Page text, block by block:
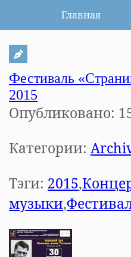
Главная
Фестиваль
2015
Опубликовано:
Категории:
Тэги: 2015,
музыки,